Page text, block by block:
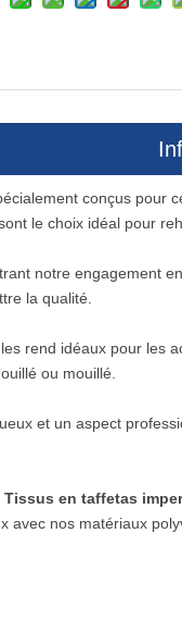
conçus pour
le choix idéal pour
notre engagement
la qualité.
rend idéaux pour les
ou mouillé.
et un aspect
Tissus en taffetas
nos matériaux